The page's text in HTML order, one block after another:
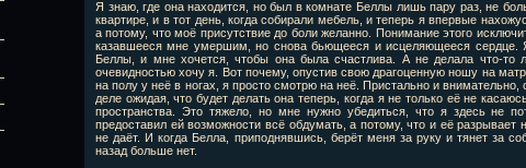
Я знаю, где она находится, но был в комнате Беллы лишь пару раз, не
квартире, и в тот день, когда собирали мебель, и теперь я впервые
а потому, что моё присутствие до боли желанно. Понимание этого
казавшееся мне умершим, но снова бьющееся и исцеляющееся сердце.
Беллы, и мне хочется, чтобы она была счастлива. А не делала что-то
очевидностью хочу я. Вот почему, опустив свою драгоценную ношу на
на полу у неё в ногах, я просто смотрю на неё. Пристально и
деле ожидая, что будет делать она теперь, когда я не только её не
пространства. Это тяжело, но мне нужно убедиться, что я здесь не
предоставил ей возможности всё обдумать, а потому, что и её разрывает
не даёт. И когда Белла, приподнявшись, берёт меня за руку и тянет за
назад больше нет.